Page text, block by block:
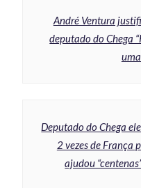
André Ventura
deputado do Chega
Deputado do Chega
2 vezes de França
ajudou